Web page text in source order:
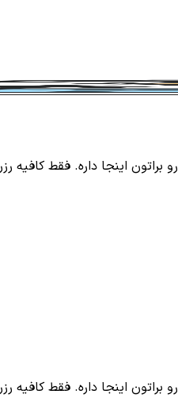
رو براتون اینجا داره. فقط کافیه
رو براتون اینجا داره. فقط کافیه